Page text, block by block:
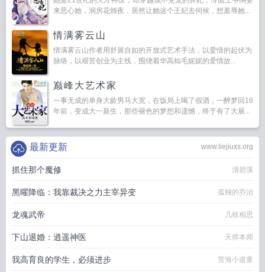
来恶心她，洞房花烛夜，居然让她这个王妃去伺候，想羞辱她...
情满雾云山
情满雾云山作者用舒展自如的开放式艺术手法，以爱情的起伏为
脉络，以艰苦创业为主线，围绕着华高灿毛妮妮的爱情故...
巅峰大艺术家
一事无成的单身大龄男马大宽，在饭局上喝了假酒，一醉梦回16
年前，变成大一新生，那些褪色的梦想和遗憾，终于有了大展...
www.liejiuxs.org
最新更新
抓住那个魔修 清碧溪
黑曜降临：我靠裁决之力主宰异变 孤独的乔治
龙魂武帝 几枝相思
下山退婚：逍遥神医 天师本师
我高育良的学生，必须进步 苦海小道童